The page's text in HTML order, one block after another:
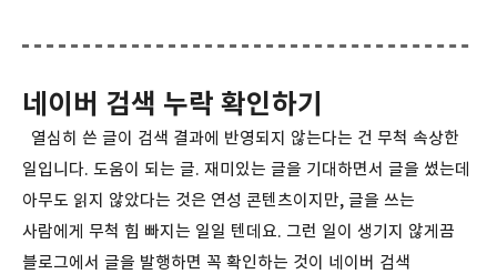
네이버 검색 누락 확인하기
열심히 쓴 글이 검색 결과에 반영되지 않는다는 건 무척 속상한
일입니다. 도움이 되는 글. 재미있는 글을 기대하면서 글을 썼는데
아무도 읽지 않았다는 것은 연성 콘텐츠이지만, 글을 쓰는
사람에게 무척 힘 빠지는 일일 텐데요. 그런 일이 생기지 않게끔
블로그에서 글을 발행하면 꼭 확인하는 것이 네이버 검색